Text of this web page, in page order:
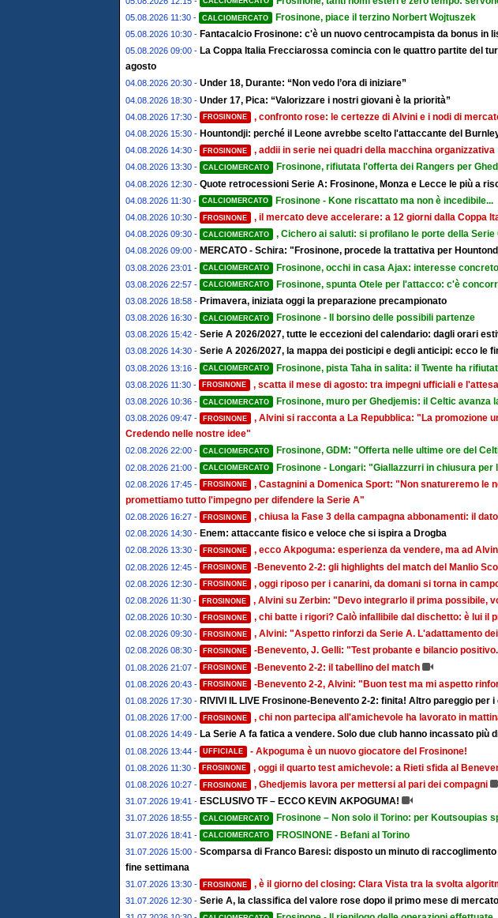
05.08.2026 11:30 - CALCIOMERCATO Frosinone, piace il terzino Norbert Wojtuszek
05.08.2026 10:30 - Fantacalcio Frosinone: c'è un nuovo centrocampista da bonus in
05.08.2026 09:00 - La Coppa Italia Frecciarossa comincia con le quattro partite del
agosto
04.08.2026 20:30 - Under 18, Durante: “Non vedo l’ora di iniziare”
04.08.2026 18:30 - Under 17, Pica: “Valorizzare i nostri giovani è la priorità”
04.08.2026 17:30 - FROSINONE , confronto rose: le certezze di Alvini e i nodi di
04.08.2026 15:30 - Hountondji: perché il Leone avrebbe scelto l'attaccante del
04.08.2026 14:30 - FROSINONE , addii in serie nei quadri della macchina organizzativa
04.08.2026 13:30 - CALCIOMERCATO Frosinone, rifiutata l'offerta dei Rangers per
04.08.2026 12:30 - Quote retrocessioni Serie A: Frosinone, Monza e Lecce le più a
04.08.2026 11:30 - CALCIOMERCATO Frosinone - Kone riscattato ma non è incedibile...
04.08.2026 10:30 - FROSINONE , il mercato deve accelerare: a 12 giorni dalla Coppa
04.08.2026 09:30 - CALCIOMERCATO , Cichero ai saluti: si profilano le porte della Serie
04.08.2026 09:00 - MERCATO - Schira: "Frosinone, procede la trattativa per
03.08.2026 23:01 - CALCIOMERCATO Frosinone, occhi in casa Ajax: interesse
03.08.2026 22:57 - CALCIOMERCATO Frosinone, spunta Otele per l'attacco: c'è
03.08.2026 18:58 - Primavera, iniziata oggi la preparazione precampionato
03.08.2026 16:30 - CALCIOMERCATO Frosinone - Il borsino delle possibili partenze
03.08.2026 15:42 - Serie A 2026/2027, tutte le eccezioni del calendario: dagli orari
03.08.2026 14:30 - Serie A 2026/2027, la mappa dei posticipi e degli anticipi: ecco le
03.08.2026 13:16 - CALCIOMERCATO Frosinone, pista Taha in salita: il Twente ha
03.08.2026 11:30 - FROSINONE , scatta il mese di agosto: tra impegni ufficiali e
03.08.2026 10:36 - CALCIOMERCATO Frosinone, muro per Ghedjemis: il Celtic avanza
03.08.2026 09:47 - FROSINONE
, Alvini si racconta a La Repubblica: "La promozione
Credendo nelle nostre idee"
02.08.2026 22:00 - CALCIOMERCATO Frosinone, GDM: "Offerta nelle ultime ore del
02.08.2026 21:00 - CALCIOMERCATO Frosinone - Longari: "Giallazzurri in chiusura
02.08.2026 17:45 - FROSINONE
, Castagnini a Domenica Sport: "Non snatureremo le
promettiamo tutto l'impegno per difendere la Serie A"
02.08.2026 16:27 - FROSINONE , chiusa la Fase 3 della campagna abbonamenti: il
02.08.2026 14:30 - Enem: attaccante fisico e veloce che si ispira a Drogba
02.08.2026 13:30 - FROSINONE , ecco Akpoguma: esperienza da vendere, ma ad
02.08.2026 12:45 - FROSINONE -Benevento 2-2: gli highlights del match del Manlio
02.08.2026 12:30 - FROSINONE , oggi riposo per i canarini, da domani si torna in
02.08.2026 11:30 - FROSINONE , Alvini su Zerbin: "Devo integrarlo il prima possibile,
02.08.2026 10:30 - FROSINONE , chi batte i rigori? Calò infallibile dal dischetto: è lui il
02.08.2026 09:30 - FROSINONE , Alvini: "Aspetto rinforzi da Serie A. L'adattamento
02.08.2026 08:30 - FROSINONE -Benevento, J. Gelli: "Test probante e bilancio
01.08.2026 21:07 - FROSINONE -Benevento 2-2: il tabellino del match
01.08.2026 20:43 - FROSINONE -Benevento 2-2, Alvini: "Buon test ma mi aspetto
01.08.2026 17:30 - RIVIVI IL LIVE Frosinone-Benevento 2-2: finita! Altro pareggio per
01.08.2026 17:00 - FROSINONE , chi non partecipa all'amichevole ha lavorato in
01.08.2026 14:49 - La Serie A fa fatica a vendere. Solo due club hanno incassato più
01.08.2026 13:44 - UFFICIALE - Akpoguma è un nuovo giocatore del Frosinone!
01.08.2026 11:30 - FROSINONE , oggi il quarto test amichevole: a Rieti sfida al
01.08.2026 10:27 - FROSINONE , Ghedjemis lavora per mettersi al pari dei compagni
31.07.2026 19:41 - ESCLUSIVO TF – ECCO KEVIN AKPOGUMA!
31.07.2026 18:55 - CALCIOMERCATO Frosinone – Non solo il Torino: per Koutsoupias
31.07.2026 18:41 - CALCIOMERCATO FROSINONE - Befani al Torino
31.07.2026 15:00 - Scomparsa di Franco Baresi: disposto un minuto di
fine settimana
31.07.2026 13:30 - FROSINONE , è il giorno del closing: Clara Vista tra la svolta
31.07.2026 12:30 - Serie A, la classifica del valore rose dopo il primo mese di